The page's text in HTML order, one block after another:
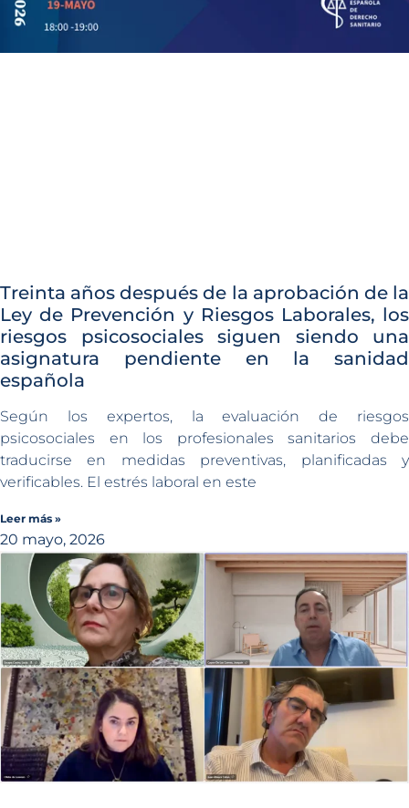
Treinta años después de la aprobación de la
Ley de Prevención y Riesgos Laborales, los
riesgos psicosociales siguen siendo una
asignatura pendiente en la sanidad
española
Según los expertos, la evaluación de riesgos
psicosociales en los profesionales sanitarios debe
traducirse en medidas preventivas, planificadas y
verificables. El estrés laboral en este
Leer más »
20 mayo, 2026